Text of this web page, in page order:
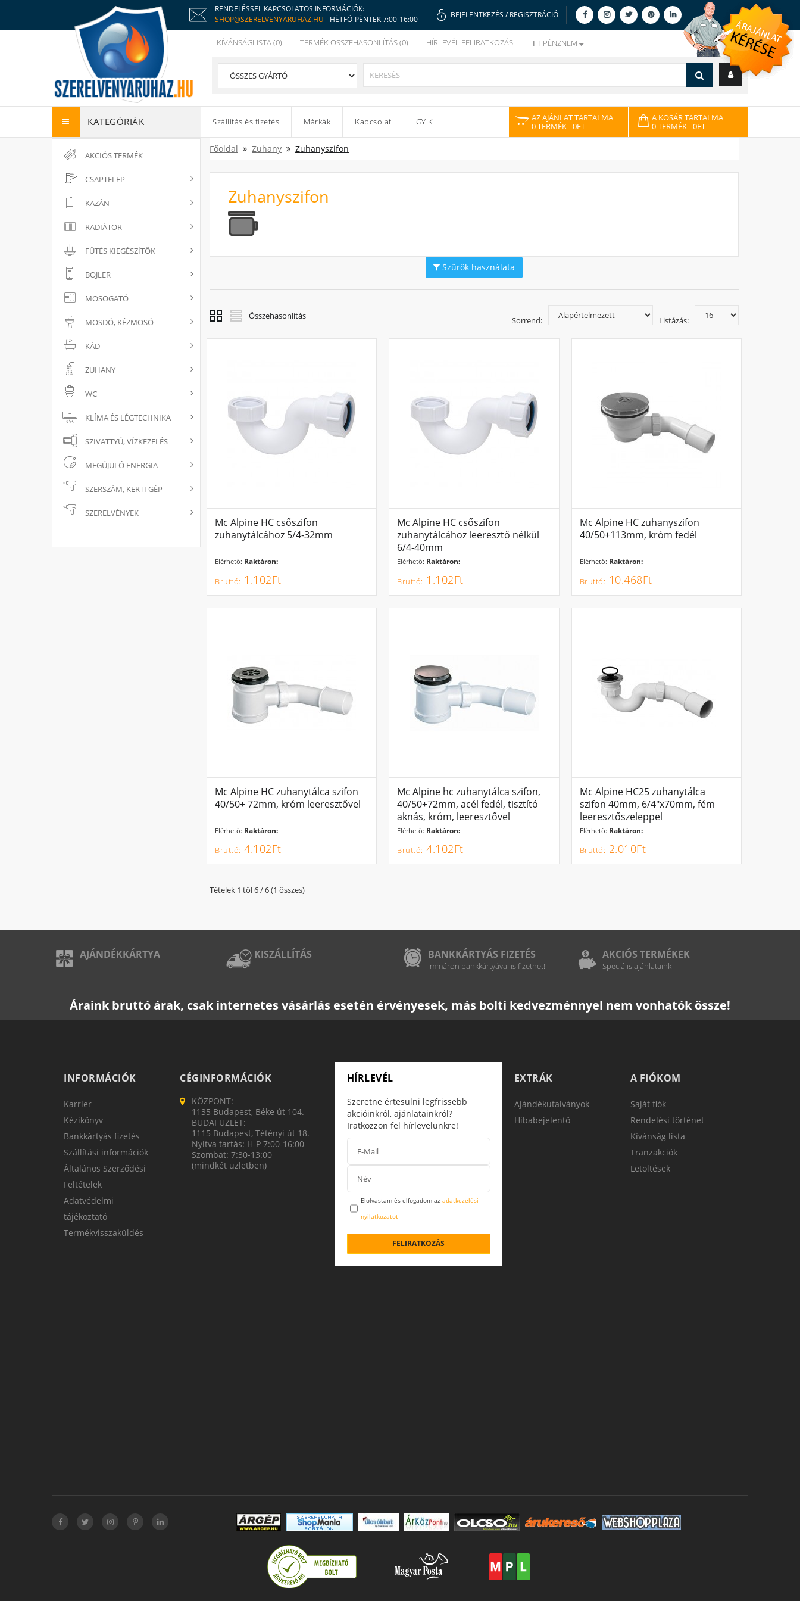
RENDELÉSSEL KAPCSOLATOS INFORMÁCIÓK:
SHOP@SZERELVENYARUHAZ.HU - HÉTFŐ-PÉNTEK 7:00-16:00
BEJELENTKEZÉS / REGISZTRÁCIÓ
KÍVÁNSÁGLISTA (0) TERMÉK ÖSSZEHASONLÍTÁS (0) HÍRLEVÉL FELIRATKOZÁS FT PÉNZNEM
KATEGÓRIÁK Szállítás és fizetés Márkák Kapcsolat GYIK
AZ AJÁNLAT TARTALMA
0 TERMÉK- 0FT
A KOSÁR TARTALMA
0 TERMÉK- 0FT
AKCIÓS TERMÉK
CSAPTELEP
KAZÁN
RADIÁTOR
FŰTÉS KIEGÉSZÍTŐK
BOJLER
MOSOGATÓ
MOSDÓ, KÉZMOSÓ
KÁD
ZUHANY
WC
KLÍMA ÉS LÉGTECHNIKA
SZIVATTYÚ, VÍZKEZELÉS
MEGÚJULÓ ENERGIA
SZERSZÁM, KERTI GÉP
SZERELVÉNYEK
Főoldal Zuhany Zuhanyszifon
Zuhanyszifon
Szűrők használata
Összehasonlítás Sorrend: Listázás:
Mc Alpine HC csőszifon
zuhanytálcához 5/4-32mm
Elérhető: Raktáron:
1.102Ft
Mc Alpine HC csőszifon
zuhanytálcához leeresztő nélkül
6/4-40mm
Elérhető: Raktáron:
1.102Ft
Mc Alpine HC zuhanyszifon
40/50+113mm, króm fedél
Elérhető: Raktáron:
10.468Ft
Mc Alpine HC zuhanytálca szifon
40/50+ 72mm, króm leeresztővel
Elérhető: Raktáron:
4.102Ft
Mc Alpine hc zuhanytálca szifon,
40/50+72mm, acél fedél, tisztító
aknás, króm, leeresztővel
Elérhető: Raktáron:
4.102Ft
Mc Alpine HC25 zuhanytálca
szifon 40mm, 6/4"x70mm, fém
leeresztőszeleppel
Elérhető: Raktáron:
2.010Ft
Tételek 1 től 6 / 6 (1 összes)
AJÁNDÉKKÁRTYA KISZÁLLÍTÁS BANKKÁRTYÁS FIZETÉS
Immáron bankkártyával is fizethet!
AKCIÓS TERMÉKEK
Speciális ajánlataink
Áraink bruttó árak, csak internetes vásárlás esetén érvényesek, más bolti kedvezménnyel nem vonhatók össze!
INFORMÁCIÓK
Karrier
Kézikönyv
Bankkártyás fizetés
Szállítási információk
Általános Szerződési
Feltételek
Adatvédelmi
tájékoztató
Termékvisszaküldés
CÉGINFORMÁCIÓK
KÖZPONT:
1135 Budapest, Béke út 104.
BUDAI ÜZLET:
1115 Budapest, Tétényi út 18.
Nyitva tartás: H-P 7:00-16:00
Szombat: 7:30-13:00
(mindkét üzletben)
HÍRLEVÉL
Szeretne értesülni legfrissebb
akcióinkról, ajánlatainkról?
Iratkozzon fel hírlevelünkre!
Elolvastam és elfogadom az adatkezelési
nyilatkozatot
FELIRATKOZÁS
EXTRÁK
Ajándékutalványok
Hibabejelentő
A FIÓKOM
Saját fiók
Rendelési történet
Kívánság lista
Tranzakciók
Letöltések